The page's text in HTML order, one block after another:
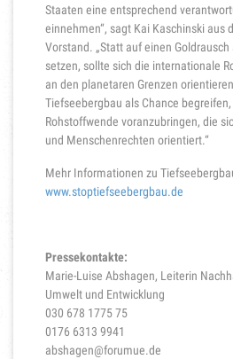
Staaten eine entsprechend
einnehmen“, sagt Kai Kaschinski aus
Vorstand. „Statt auf einen
setzen, sollte sich die internationale
an den planetaren Grenzen
Tiefseebergbau als Chance
Rohstoffwende voranzubringen, die
und Menschenrechten orientiert.“
Mehr Informationen zu
www.stoptiefseebergbau.de
Pressekontakte:
Marie-Luise Abshagen, Leiterin
Umwelt und Entwicklung
030 678 1775 75
0176 6313 9941
abshagen@forumue.de